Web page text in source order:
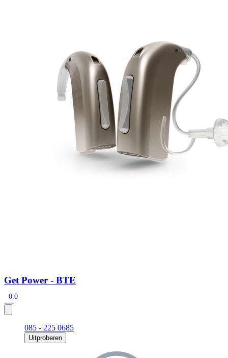
Signia Pure BCT IXSignia Silk IXWidex
Audio Service R LI 7
Hoortoestelbatterijen
Widex filters Filters
Domes
Onderhoudsartikelen
Signia Active Mini IX - Oplaadbaar
De Signia Active Mini IX is het nieuwste hoortoestel van Signia.
Get Power - BTE
0.0
085 - 225 0685
Uitproberen